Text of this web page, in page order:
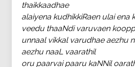
thaikkaadhae
alaiyena kudhikkiRaen ulai ena
veedu thaaNdi varuvaen
unnaal vikkal varudhae aezhu
aezhu naaL vaarathil
oru paarvai paaru kaNNil